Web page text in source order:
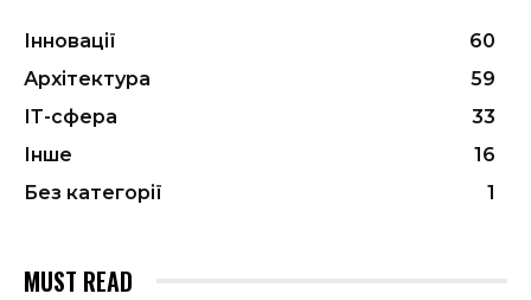
Інновації
60
Архітектура
59
ІТ-сфера
33
Інше
16
Без категорії
1
MUST READ